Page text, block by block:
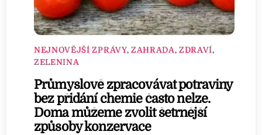
NEJNOVĚJŠÍ ZPRÁVY, ZAHRADA , ZDRAVÍ,
ZELENINA
Průmyslově zpracovávat potraviny
bez přidání chemie často nelze.
Doma můžeme zvolit šetrnější
způsoby konzervace